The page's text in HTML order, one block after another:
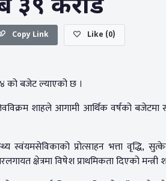
३९ करोड
Copy Link Like (0)
को बजेट ल्याएको छ ।
शाहले आगामी आर्थिक वर्षको बजेटमा
प्रोत्साहन भत्ता वृद्धि,
क्षेत्रमा विषेश प्राथमिकता दिएको मन्त्री